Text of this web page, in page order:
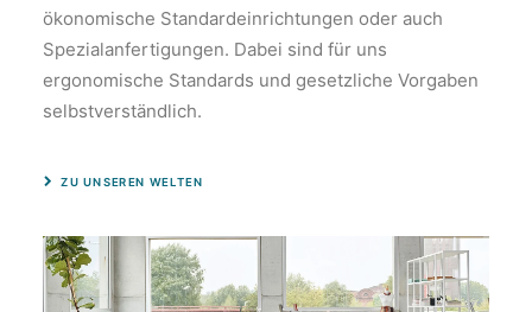
ökonomische Standardeinrichtungen oder auch
Spezialanfertigungen. Dabei sind für uns
ergonomische Standards und gesetzliche Vorgaben
selbstverständlich.
ZU UNSEREN WELTEN